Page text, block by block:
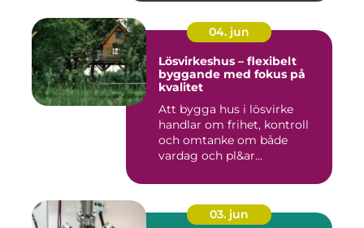
04. jun
Lösvirkeshus – flexibelt
byggande med fokus på
kvalitet
Att bygga hus i lösvirke
handlar om frihet, kontroll
och omtanke om både
vardag och pl&ar...
03. jun